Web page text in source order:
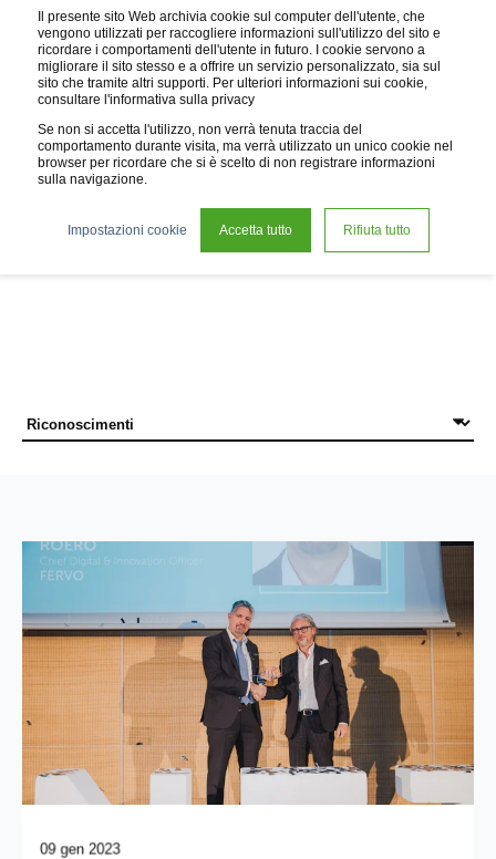
Il presente sito Web archivia cookie sul computer dell'utente, che
vengono utilizzati per raccogliere informazioni sull'utilizzo del sito e
ricordare i comportamenti dell'utente in futuro. I cookie servono a
migliorare il sito stesso e a offrire un servizio personalizzato, sia sul
sito che tramite altri supporti. Per ulteriori informazioni sui cookie,
consultare l'informativa sulla privacy
Se non si accetta l'utilizzo, non verrà tenuta traccia del
comportamento durante visita, ma verrà utilizzato un unico cookie nel
browser per ricordare che si è scelto di non registrare informazioni
sulla navigazione.
Impostazioni cookie Accetta tutto Rifiuta tutto
News
09 gen 2023